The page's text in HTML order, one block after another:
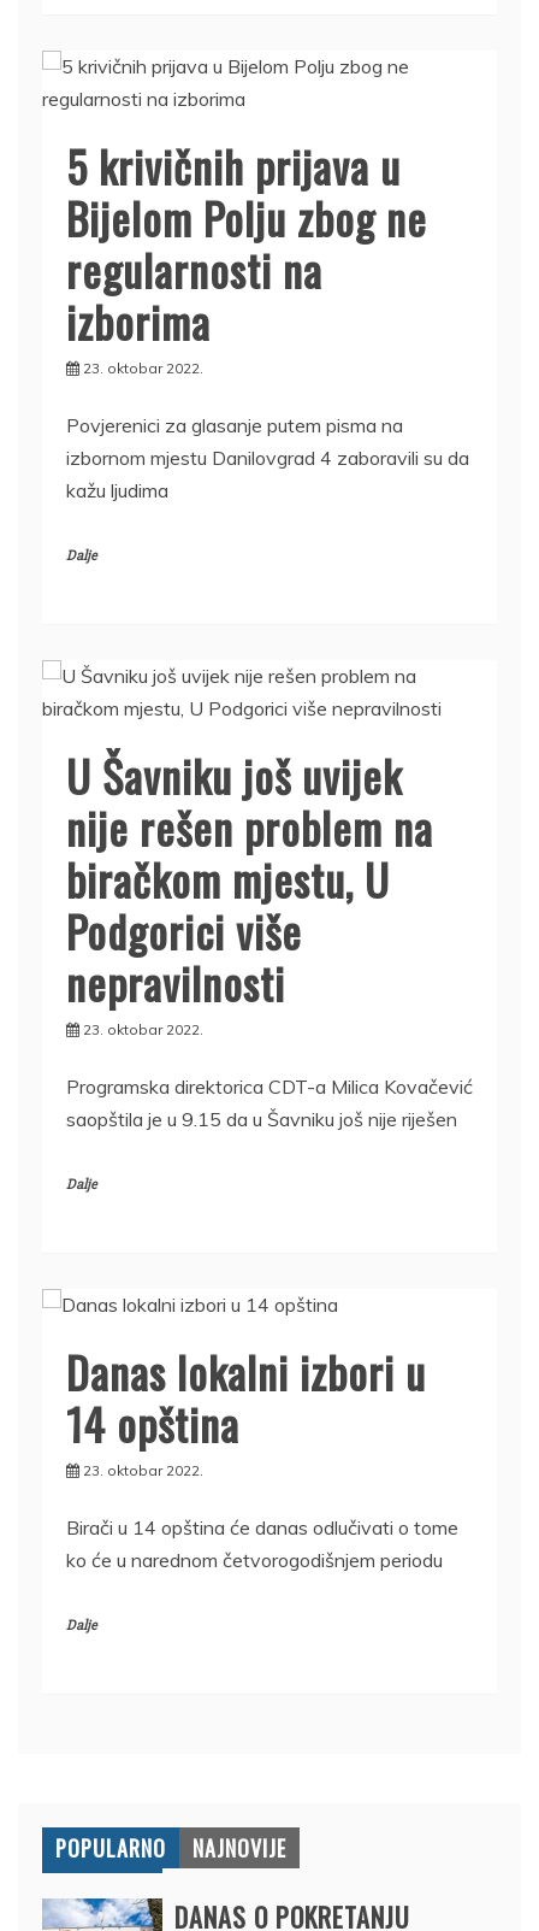
5 krivičnih prijava u
Bijelom Polju zbog ne
regularnosti na
izborima
23. oktobar 2022.
Povjerenici za glasanje putem pisma na
izbornom mjestu Danilovgrad 4 zaboravili su da
kažu ljudima
Dalje
U Šavniku još uvijek
nije rešen problem na
biračkom mjestu, U
Podgorici više
nepravilnosti
23. oktobar 2022.
Programska direktorica CDT-a Milica Kovačević
saopštila je u 9.15 da u Šavniku još nije riješen
Dalje
Danas lokalni izbori u
14 opština
23. oktobar 2022.
Birači u 14 opština će danas odlučivati o tome
ko će u narednom četvorogodišnjem periodu
Dalje
POPULARNO NAJNOVIJE
DANAS O POKRETANJU